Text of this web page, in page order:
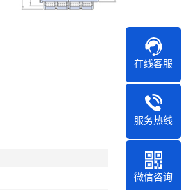
在线客服
服务热线
微信咨询